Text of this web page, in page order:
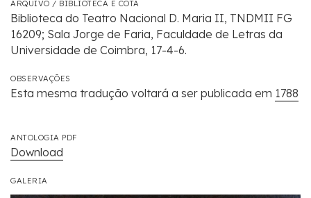
ARQUIVO / BIBLIOTECA E COTA
Biblioteca do Teatro Nacional D. Maria II, TNDMII FG
16209; Sala Jorge de Faria, Faculdade de Letras da
Universidade de Coimbra, 17-4-6.
OBSERVAÇÕES
Esta mesma tradução voltará a ser publicada em 1788
ANTOLOGIA PDF
Download
GALERIA